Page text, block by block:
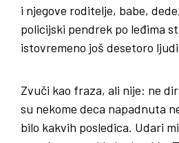
i njegove roditelje, babe,
policijski pendrek po leđima
istovremeno još desetoro
Zvuči kao fraza, ali nije: ne
su nekome deca napadnuta
bilo kakvih posledica. Udari